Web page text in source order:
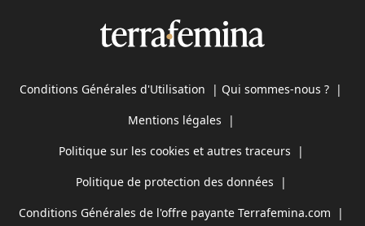
Conditions Générales d'Utilisation | Qui sommes-nous ? |
Mentions légales |
Politique sur les cookies et autres traceurs |
Politique de protection des données |
Conditions Générales de l'offre payante Terrafemina.com |